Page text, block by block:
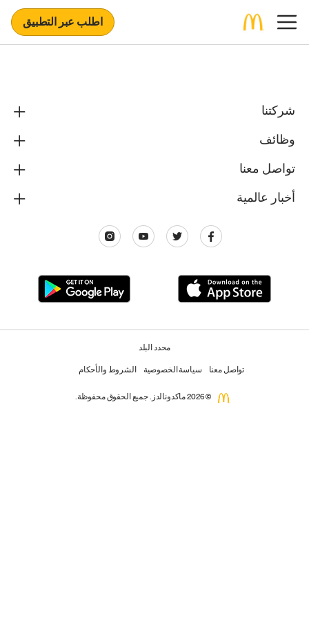
اطلب عبر التطبيق
شركتنا
وظائف
تواصل معنا
أخبار عالمية
محدد البلد
تواصل معنا سياسة الخصوصية الشروط والأحكام
© 2026 ماكدونالدز. جميع الحقوق محفوظة.